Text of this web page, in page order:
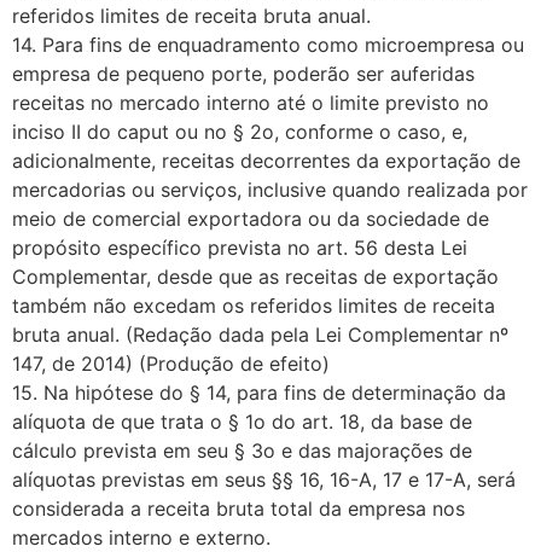
referidos limites de receita bruta anual.
14. Para fins de enquadramento como microempresa ou
empresa de pequeno porte, poderão ser auferidas
receitas no mercado interno até o limite previsto no
inciso II do caput ou no § 2o, conforme o caso, e,
adicionalmente, receitas decorrentes da exportação de
mercadorias ou serviços, inclusive quando realizada por
meio de comercial exportadora ou da sociedade de
propósito específico prevista no art. 56 desta Lei
Complementar, desde que as receitas de exportação
também não excedam os referidos limites de receita
bruta anual. (Redação dada pela Lei Complementar nº
147, de 2014) (Produção de efeito)
15. Na hipótese do § 14, para fins de determinação da
alíquota de que trata o § 1o do art. 18, da base de
cálculo prevista em seu § 3o e das majorações de
alíquotas previstas em seus §§ 16, 16-A, 17 e 17-A, será
considerada a receita bruta total da empresa nos
mercados interno e externo.